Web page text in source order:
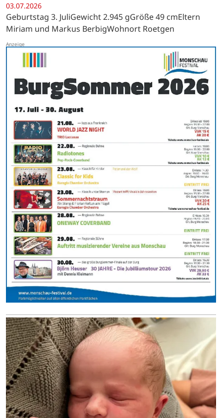
03.07.2026
Geburtstag 3. JuliGewicht 2.945 gGröße 49 cmEltern
Miriam und Markus BerbigWohnort Roetgen